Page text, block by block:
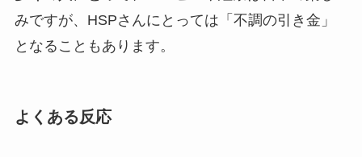
みですが、HSPさんにとっては「不調の引き金」
となることもあります。
よくある反応